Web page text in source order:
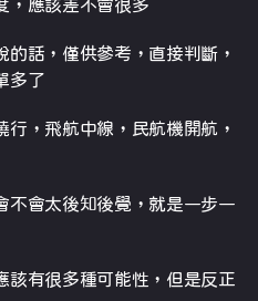
，應該差不會很多
話，僅供參考，直接判斷，
多了
，飛航中線，民航機開航，
不會太後知後覺，就是一步一
該有很多種可能性，但是反正